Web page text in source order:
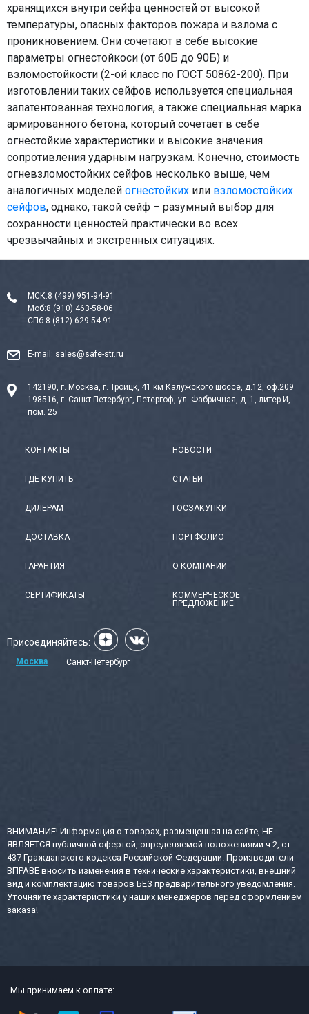
хранящихся внутри сейфа ценностей от высокой
температуры, опасных факторов пожара и взлома с
проникновением. Они сочетают в себе высокие
параметры огнестойкоси (от 60Б до 90Б) и
взломостойкости (2-ой класс по ГОСТ 50862-200). При
изготовлении таких сейфов используется специальная
запатентованная технология, а также специальная марка
армированного бетона, который сочетает в себе
огнестойкие характеристики и высокие значения
сопротивления ударным нагрузкам. Конечно, стоимость
огневзломостойких сейфов несколько выше, чем
аналогичных моделей огнестойких или взломостойких
сейфов, однако, такой сейф – разумный выбор для
сохранности ценностей практически во всех
чрезвычайных и экстренных ситуациях.
МСК:8 (499) 951-94-91
Моб:8 (910) 463-58-06
СПб:8 (812) 629-54-91
E-mail: sales@safe-str.ru
142190, г. Москва, г. Троицк, 41 км Калужского шоссе, д.12, оф.209
198516, г. Санкт-Петербург, Петергоф, ул. Фабричная, д. 1, литер И,
пом. 25
КОНТАКТЫ
ГДЕ КУПИТЬ
ДИЛЕРАМ
ДОСТАВКА
ГАРАНТИЯ
СЕРТИФИКАТЫ
НОВОСТИ
СТАТЬИ
ГОСЗАКУПКИ
ПОРТФОЛИО
О КОМПАНИИ
КОММЕРЧЕСКОЕ
ПРЕДЛОЖЕНИЕ
Присоединяйтесь:
Москва Санкт-Петербург
ВНИМАНИЕ! Информация о товарах, размещенная на сайте, НЕ
ЯВЛЯЕТСЯ публичной офертой, определяемой положениями ч.2, ст.
437 Гражданского кодекса Российской Федерации. Производители
ВПРАВЕ вносить изменения в технические характеристики, внешний
вид и комплектацию товаров БЕЗ предварительного уведомления.
Уточняйте характеристики у наших менеджеров перед оформлением
заказа!
Мы принимаем к оплате: